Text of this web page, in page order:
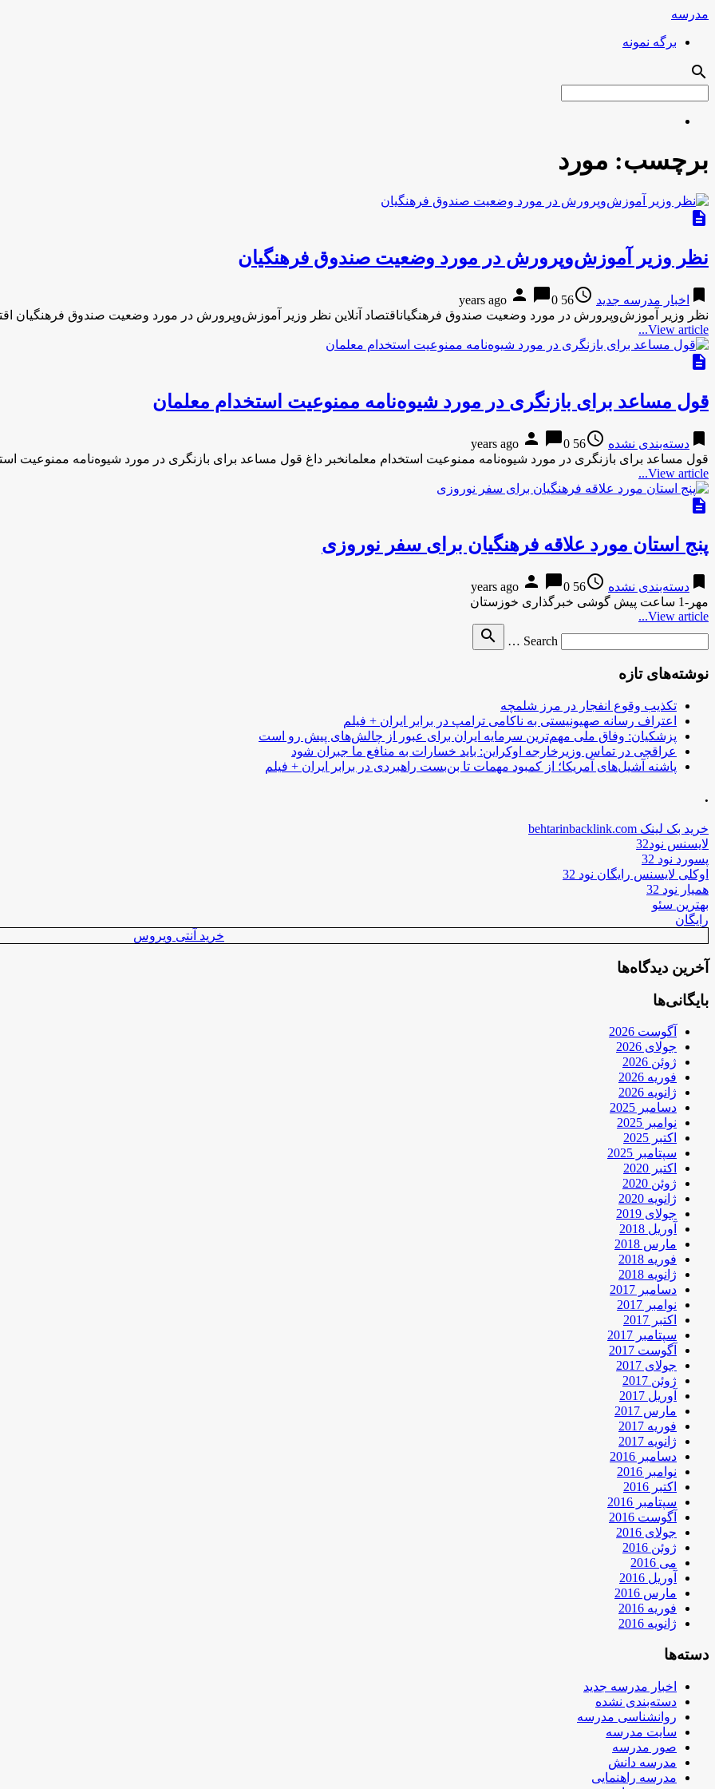
مدرسه
برگه نمونه
search
برچسب: مورد
description
نظر وزیر آموزش‌وپرورش در مورد وضعیت صندوق فرهنگیان
bookmark اخبار مدرسه جدید access_time
56 years ago
person chat_bubble0
نظر وزیر آموزش‌وپرورش در مورد وضعیت صندوق فرهنگیاناقتصاد آنلاین نظر وزیر آموزش‌وپرورش در مورد وضعیت صندوق فرهنگیان
View article...
description
قول مساعد برای بازنگری در مورد شیوه‌نامه ممنوعیت استخدام معلمان
bookmark دسته‌بندی نشده access_time
56 years ago
person chat_bubble0
قول مساعد برای بازنگری در مورد شیوه‌نامه ممنوعیت استخدام معلمانخبر داغ قول مساعد برای بازنگری در مورد شیوه‌نامه ممنوعیت
View article...
description
پنج استان مورد علاقه فرهنگیان برای سفر نوروزی
bookmark دسته‌بندی نشده access_time
56 years ago
person chat_bubble0
مهر-1 ساعت پیش گوشی خبرگذاری خوزستان
View article...
Search …
search
نوشته‌های تازه
تکذیب وقوع انفجار در مرز شلمچه
اعتراف رسانه صهیونیستی به ناکامی ترامپ در برابر ایران + فیلم
پزشکیان: وفاق ملی مهم‌ترین سرمایه ایران برای عبور از چالش‌های پیش رو است
عراقچی در تماس وزیرخارجه اوکراین: باید خسارات به منافع ما جبران شود
پاشنه آشیل‌های آمریکا؛ از کمبود مهمات تا بن‌بست راهبردی در برابر ایران + فیلم
.
خرید بک لینک behtarinbacklink.com
لایسنس نود32
پسورد نود 32
اوکلی لایسنس رایگان نود 32
همیار نود 32
بهترین سئو
رایگان
خرید آنتی ویروس
آخرین دیدگاه‌ها
بایگانی‌ها
آگوست 2026
جولای 2026
ژوئن 2026
فوریه 2026
ژانویه 2026
دسامبر 2025
نوامبر 2025
اکتبر 2025
سپتامبر 2025
اکتبر 2020
ژوئن 2020
ژانویه 2020
جولای 2019
آوریل 2018
مارس 2018
فوریه 2018
ژانویه 2018
دسامبر 2017
نوامبر 2017
اکتبر 2017
سپتامبر 2017
آگوست 2017
جولای 2017
ژوئن 2017
آوریل 2017
مارس 2017
فوریه 2017
ژانویه 2017
دسامبر 2016
نوامبر 2016
اکتبر 2016
سپتامبر 2016
آگوست 2016
جولای 2016
ژوئن 2016
می 2016
آوریل 2016
مارس 2016
فوریه 2016
ژانویه 2016
دسته‌ها
اخبار مدرسه جدید
دسته‌بندی نشده
روانشناسی مدرسه
سایت مدرسه
صور مدرسه
مدرسه دانش
مدرسه راهنمایی